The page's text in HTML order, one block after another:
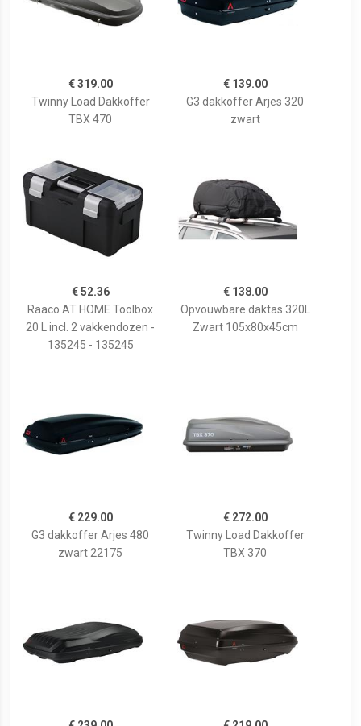
€ 319.00
Twinny Load Dakkoffer
TBX 470
€ 139.00
G3 dakkoffer Arjes 320
zwart
€ 52.36
Raaco AT HOME Toolbox
20 L incl. 2 vakkendozen -
135245 - 135245
€ 138.00
Opvouwbare daktas 320L
Zwart 105x80x45cm
€ 229.00
G3 dakkoffer Arjes 480
zwart 22175
€ 272.00
Twinny Load Dakkoffer
TBX 370